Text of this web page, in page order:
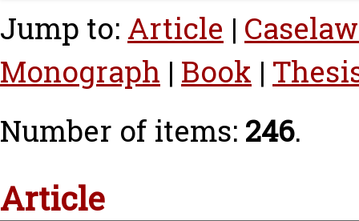
Jump to: Article |
Monograph | Book |
Number of items: 246.
Article